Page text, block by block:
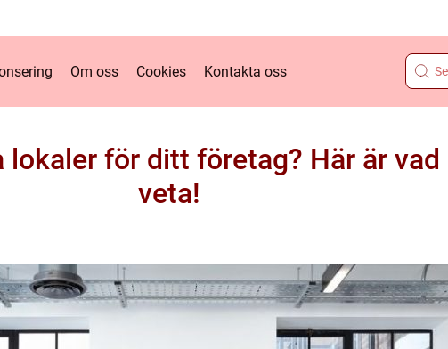
Om oss Cookies Kontakta oss
lokaler för ditt företag? Här är vad
veta!